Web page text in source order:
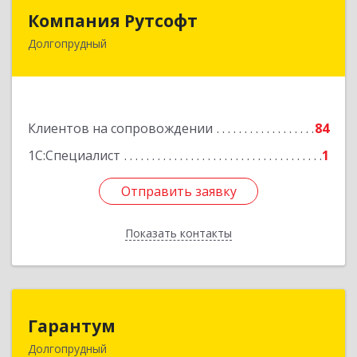
Компания Рутсофт
Долгопрудный
Клиентов на сопровождении
84
1С:Специалист
1
Отправить заявку
Показать контакты
Компания Рутсофт
141700, Московская обл, Долгопрудный г,
Отправить заявку
Назад
Гарантум
Долгопрудный141707, Московская обл, Долгопрудный г,